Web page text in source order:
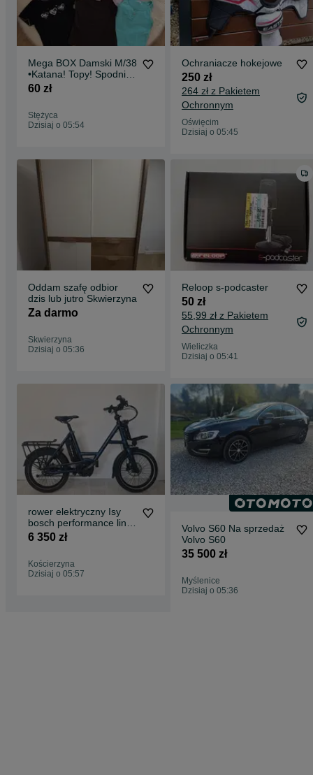
Mega BOX Damski M/38
•Katana! Topy! Spodnie!
T-shirt!
60 zł
Stężyca
Dzisiaj o 05:54
Ochraniacze hokejowe
250 zł
264 zł z Pakietem
Ochronnym
Oświęcim
Dzisiaj o 05:45
Oddam szafę odbior
dzis lub jutro Skwierzyna
Za darmo
Skwierzyna
Dzisiaj o 05:36
Reloop s-podcaster
50 zł
55,99 zł z Pakietem
Ochronnym
Wieliczka
Dzisiaj o 05:41
rower elektryczny Isy
bosch performance line
75nm na pasku miejski
gwarancja 20cali
6 350 zł
Kościerzyna
Dzisiaj o 05:57
Volvo S60 Na sprzedaż
Volvo S60
35 500 zł
Myślenice
Dzisiaj o 05:36